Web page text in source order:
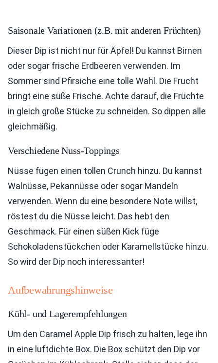
Saisonale Variationen (z.B. mit anderen Früchten)
Dieser Dip ist nicht nur für Äpfel! Du kannst Birnen
oder sogar frische Erdbeeren verwenden. Im
Sommer sind Pfirsiche eine tolle Wahl. Die Frucht
bringt eine süße Frische. Achte darauf, die Früchte
in gleich große Stücke zu schneiden. So dippen alle
gleichmäßig.
Verschiedene Nuss-Toppings
Nüsse fügen einen tollen Crunch hinzu. Du kannst
Walnüsse, Pekannüsse oder sogar Mandeln
verwenden. Wenn du eine besondere Note willst,
röstest du die Nüsse leicht. Das hebt den
Geschmack. Für einen süßen Kick füge
Schokoladenstückchen oder Karamellstücke hinzu.
So wird der Dip noch interessanter!
Aufbewahrungshinweise
Kühl- und Lagerempfehlungen
Um den Caramel Apple Dip frisch zu halten, lege ihn
in eine luftdichte Box. Die Box schützt den Dip vor